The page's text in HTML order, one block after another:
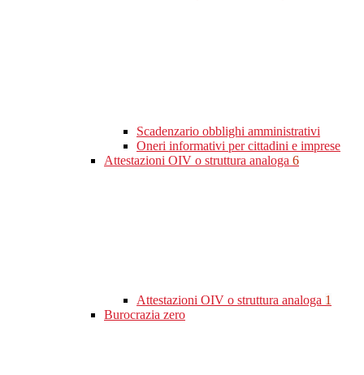
Scadenzario obblighi amministrativi
Oneri informativi per cittadini e imprese
Attestazioni OIV o struttura analoga 6
Attestazioni OIV o struttura analoga 1
Burocrazia zero